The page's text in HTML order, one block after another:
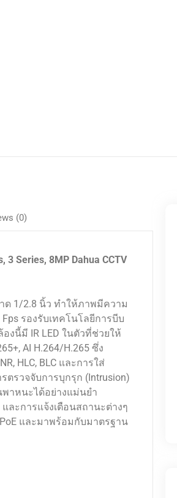
(0)
3 Series, 8MP Dahua CCTV
าด 1/2.8 นิ้ว ทำให้ภาพมีความ
รองรับเทคโนโลยีการบีบ
นี้มี IR LED ในตัวที่ช่วยให้
AI H.264/H.265 ซึ่ง
HLC, BLC และการใส่
รวจจับการบุกรุก (Intrusion)
พาหนะได้อย่างแม่นยำ
ละการแจ้งเตือนสถานะต่างๆ
และมาพร้อมกับมาตรฐาน